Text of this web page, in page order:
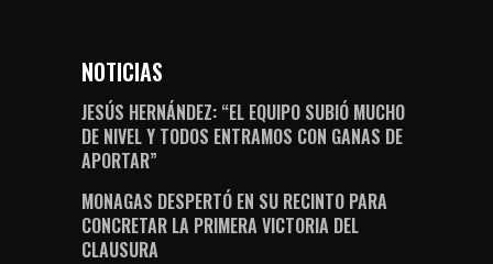
NOTICIAS
JESÚS HERNÁNDEZ: “EL EQUIPO SUBIÓ MUCHO
DE NIVEL Y TODOS ENTRAMOS CON GANAS DE
APORTAR”
MONAGAS DESPERTÓ EN SU RECINTO PARA
CONCRETAR LA PRIMERA VICTORIA DEL
CLAUSURA